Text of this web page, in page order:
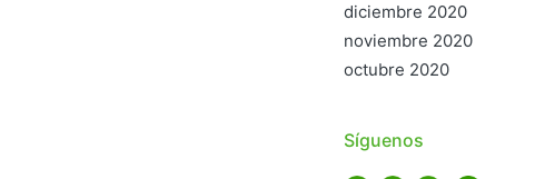
diciembre 2020
noviembre 2020
octubre 2020
Síguenos